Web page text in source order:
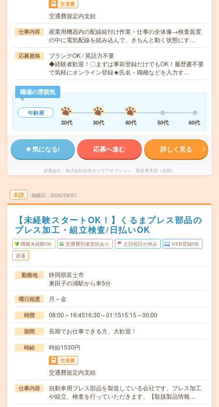
交通費
交通費規定内支給
仕事内容
産業用機器内の配線組付け作業・仕事の全体像→検査装置
の中に電気配線を組み込んで、きちんと動く状態にす…
応募資格
ブランクOK / 英語力不要
◆経験者歓迎！〇まずは事前登録だけでもOK！履歴書不要
で気軽にオンライン登録★氏名・職種などを入力す…
職場の雰囲気
年齢層
20代
30代 40代 50代 60代
気になる! 応募へ進む 詳しく見る
派遣会社 株式会社綜合キャリアオプション 製造事業部（全国）
未読 掲載日 2026/08/07
【未経験スタートOK！】くるまプレス部品の
プレス加工・組立検査/日払いOK
職種未経験OK 交通費別途支給あり 土日祝日が休み WEB登録OK
派遣
勤務地
静岡県富士市
東田子の浦駅から車5分
曜日頻度 月～金
時間 08:00～16:4516:30～01:1515:15～00:00
期間 長期でお仕事できる方、大歓迎！
時給 時給1530円
交通費
交通費規定内支給
仕事内容
自動車用プレス部品を製造している会社です。プレス加工
や組立、検査を行っていただきます。【取扱製品情報…